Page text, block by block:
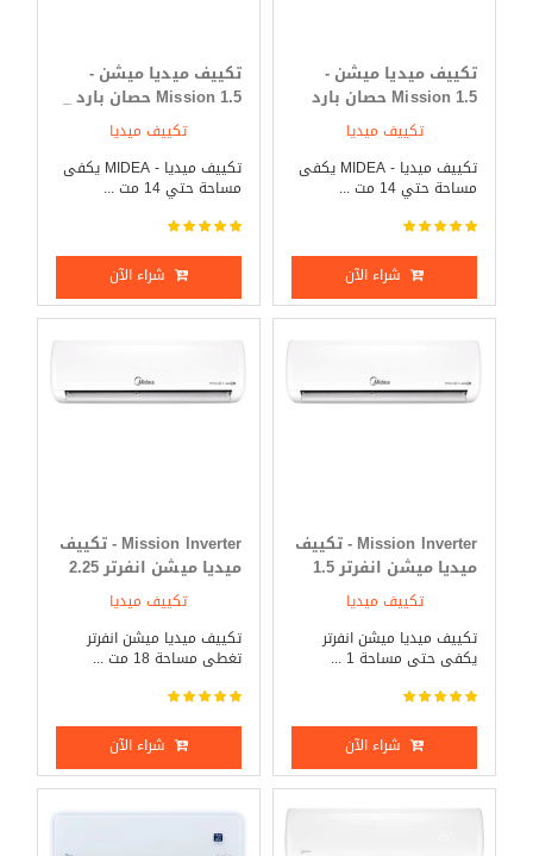
تكييف ميديا ميشن -
Mission 1.5 حصان بارد
تكييف ميديا
تكييف ميديا - MIDEA يكفى
مساحة حتي 14 مت ...
شراء الآن
تكييف ميديا ميشن -
Mission 1.5 حصان بارد _
تكييف ميديا
تكييف ميديا - MIDEA يكفى
مساحة حتي 14 مت ...
شراء الآن
Mission Inverter - تكييف
ميديا ميشن انفرتر 1.5
حصان بارد _ ساخن
تكييف ميديا
تكييف ميديا ميشن انفرتر
يكفى حتى مساحة 1 ...
شراء الآن
Mission Inverter - تكييف
ميديا ميشن انفرتر 2.25
حصان بارد _ ساخن
تكييف ميديا
تكييف ميديا ميشن انفرتر
تغطى مساحة 18 مت ...
شراء الآن